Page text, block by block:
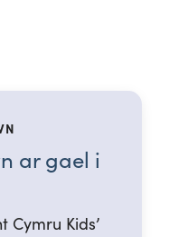
ar gael i
Cymru Kids’